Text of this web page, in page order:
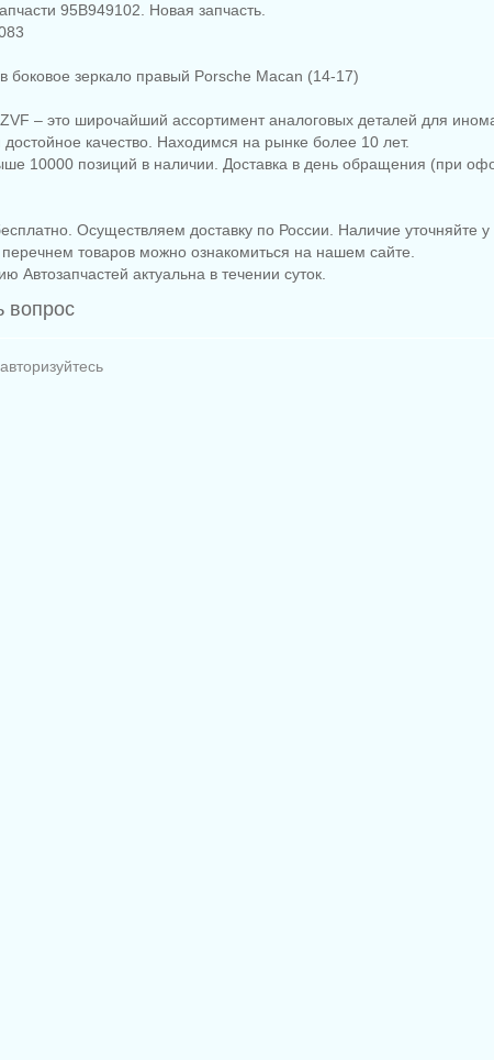
95B949102. Новая запчасть.
боковое зеркало правый Porsche Macan (14-17)
– это широчайший ассортимент аналоговых деталей для
качество. Находимся на рынке более 10 лет.
10000 позиций в наличии. Доставка в день обращения (при
Осуществляем доставку по России. Наличие уточняйте у
товаров можно ознакомиться на нашем сайте.
актуальна в течении суток.
вопрос
авторизуйтесь